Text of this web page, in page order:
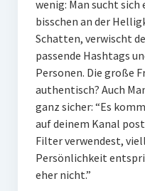
wenig: Man sucht
bisschen an der
Schatten, verwischt
passende Hashtags
Personen. Die große
authentisch? Auch
ganz sicher: “Es
auf deinem Kanal
Filter verwendest,
Persönlichkeit
eher nicht.”